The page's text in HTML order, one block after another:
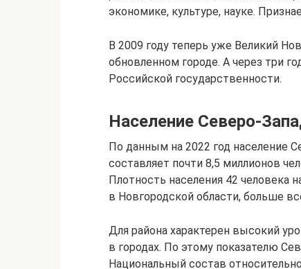
экономике, культуре, науке.
В 2009 году теперь уже Великий
обновленном городе. А через три
Российской государственности.
Население Северо-
По данным на 2022 год население
составляет почти 8,5 миллионов
Плотность населения 42
в Новгородской области, больше
Для района характерен высокий
в городах. По этому показателю
Национальный состав